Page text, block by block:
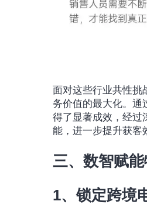
面对这些行业共性挑
务价值的最大化。通
得了显著成效，经过
能，进一步提升获客
三、数智赋
1、锁定跨境